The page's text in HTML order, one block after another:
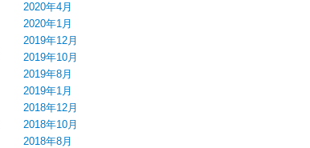
2020年4月
2020年1月
2019年12月
2019年10月
2019年8月
2019年1月
2018年12月
2018年10月
2018年8月